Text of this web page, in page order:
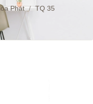
Phát / TQ 35